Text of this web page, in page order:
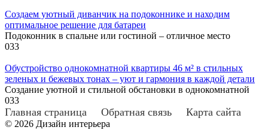
Создаем уютный диванчик на подоконнике и находим
оптимальное решение для батареи
Подоконник в спальне или гостиной – отличное место
033
Обустройство однокомнатной квартиры 46 м² в стильных
зеленых и бежевых тонах – уют и гармония в каждой детали
Создание уютной и стильной обстановки в однокомнатной
033
Главная страница Обратная связь Карта сайта
© 2026 Дизайн интерьера